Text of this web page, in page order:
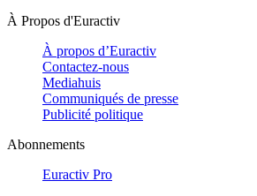
À Propos d'Euractiv
À propos d’Euractiv
Contactez-nous
Mediahuis
Communiqués de presse
Publicité politique
Abonnements
Euractiv Pro